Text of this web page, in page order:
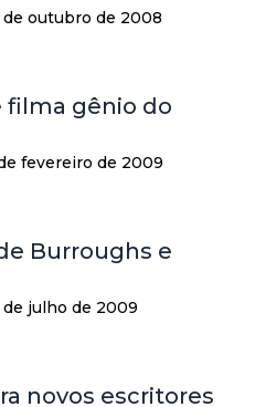
de outubro de 2008
filma gênio do
fevereiro de 2009
Burroughs e
de julho de 2009
novos escritores